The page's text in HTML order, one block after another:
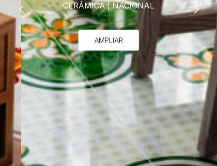
CERÁMICA|NACIONAL
AMPLIAR